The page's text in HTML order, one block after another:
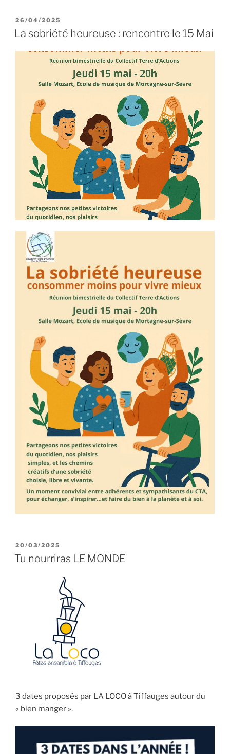
?
ATELIER
TONNES »
PUBLIÉ
LE
26/04/2025
La sobriété heureuse : rencontre le 15 Mai
PUBLIÉ
LE
20/03/2025
Tu nourriras LE MONDE
3 dates proposés par LA LOCO à Tiffauges autour du
« bien manger ».